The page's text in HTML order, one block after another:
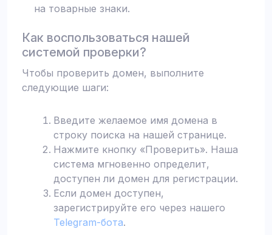
на товарные знаки.
Как воспользоваться нашей
системой проверки?
Чтобы проверить домен, выполните
следующие шаги:
Введите желаемое имя домена в
строку поиска на нашей странице.
Нажмите кнопку «Проверить». Наша
система мгновенно определит,
доступен ли домен для регистрации.
Если домен доступен,
зарегистрируйте его через нашего
Telegram-бота.